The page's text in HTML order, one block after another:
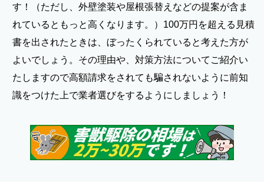
す！（ただし、外壁塗装や屋根張替えなどの提案が含ま
れているともっと高くなります。）100万円を超える見積
書を出されたときは、ぼったくられていると考えた方が
よいでしょう。その理由や、対策方法についてご紹介い
たしますので高額請求をされても騙されないように前知
識をつけた上で業者選びをするようにしましょう！